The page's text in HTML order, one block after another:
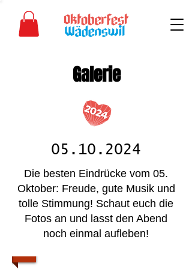
Galerie
05.10.2024
Die besten Eindrücke vom 05.
Oktober: Freude, gute Musik und
tolle Stimmung! Schaut euch die
Fotos an und lasst den Abend
noch einmal aufleben!